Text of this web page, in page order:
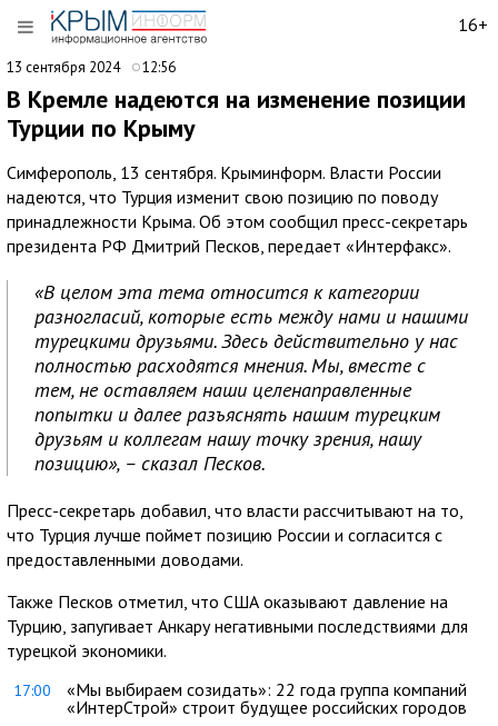
16+
13 сентября 2024 12:56
В Кремле надеются на изменение позиции
Турции по Крыму
Симферополь, 13 сентября. Крыминформ. Власти России
надеются, что Турция изменит свою позицию по поводу
принадлежности Крыма. Об этом сообщил пресс-секретарь
президента РФ Дмитрий Песков, передает «Интерфакс».
«В целом эта тема относится к категории
разногласий, которые есть между нами и нашими
турецкими друзьями. Здесь действительно у нас
полностью расходятся мнения. Мы, вместе с
тем, не оставляем наши целенаправленные
попытки и далее разъяснять нашим турецким
друзьям и коллегам нашу точку зрения, нашу
позицию», – сказал Песков.
Пресс-секретарь добавил, что власти рассчитывают на то,
что Турция лучше поймет позицию России и согласится с
предоставленными доводами.
Также Песков отметил, что США оказывают давление на
Турцию, запугивает Анкару негативными последствиями для
турецкой экономики.
17:00
«Мы выбираем созидать»: 22 года группа компаний
«ИнтерСтрой» строит будущее российских городов